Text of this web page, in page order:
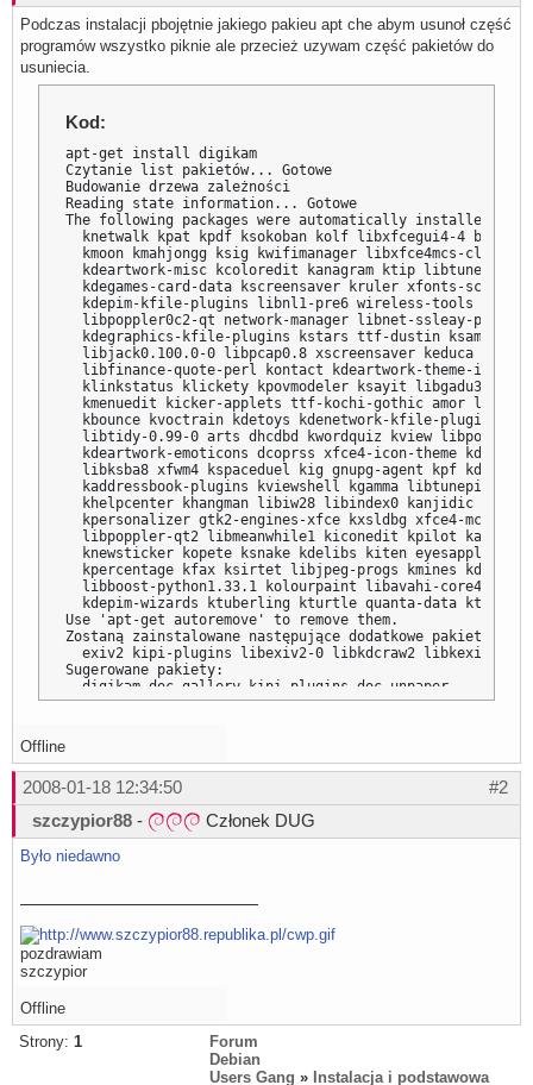
Podczas instalacji pbojętnie jakiego pakieu apt che abym usunoł część
programów wszystko piknie ale przecież uzywam część pakietów do
usuniecia.
Kod:
apt-get install digikam
Czytanie list pakietów... Gotowe
Budowanie drzewa zależności
Reading state information... Gotowe
The following packages were automatically installed
knetwalk kpat kpdf ksokoban kolf libxfcegui4-4
kmoon kmahjongg ksig kwifimanager libxfce4mcs-
kdeartwork-misc kcoloredit kanagram ktip
kdegames-card-data kscreensaver kruler xfonts-
kdepim-kfile-plugins libnl1-pre6 wireless-tools
libpoppler0c2-qt network-manager libnet-ssleay-perl
kdegraphics-kfile-plugins kstars ttf-dustin ksame
libjack0.100.0-0 libpcap0.8 xscreensaver keduca
libfinance-quote-perl kontact kdeartwork-theme-icon
klinkstatus klickety kpovmodeler ksayit libgadu3
kmenuedit kicker-applets ttf-kochi-gothic amor
kbounce kvoctrain kdetoys kdenetwork-kfile-plugins
libtidy-0.99-0 arts dhcdbd kwordquiz kview
kdeartwork-emoticons dcoprss xfce4-icon-theme
libksba8 xfwm4 kspaceduel kig gnupg-agent kpf kdnssd
kaddressbook-plugins kviewshell kgamma libtunepimp3
khelpcenter khangman libiw28 libindex0 kanjidic
kpersonalizer gtk2-engines-xfce kxsldbg xfce4-mcs-
libpoppler-qt2 libmeanwhile1 kiconedit kpilot
knewsticker kopete ksnake kdelibs kiten eyesapplet
kpercentage kfax ksirtet libjpeg-progs kmines kdvi
libboost-python1.33.1 kolourpaint libavahi-core4
kdepim-wizards ktuberling kturtle quanta-data
Use 'apt-get autoremove' to remove them.
Zostaną zainstalowane następujące dodatkowe pakiety:
exiv2 kipi-plugins libexiv2-0 libkdcraw2 libkexiv2-3
Sugerowane pakiety:
  digikam-doc gallery kipi-plugins-doc unpaper
Zostaną zainstalowane następujące NOWE pakiety:
Po rozpakowaniu zostanie dodatkowo użyte 38,0MB miejsca
Czy chcesz kontynuować [T/n]?
Offline
#2
2008-01-18 12:34:50
szczypior88 - Członek DUG
Było niedawno
pozdrawiam
szczypior
Offline
Strony: 1
Forum
Debian
Users Gang » Instalacja i podstawowa